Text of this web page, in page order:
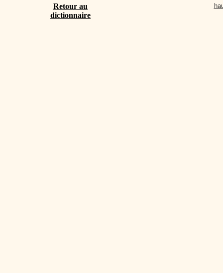
Retour au
dictionnaire